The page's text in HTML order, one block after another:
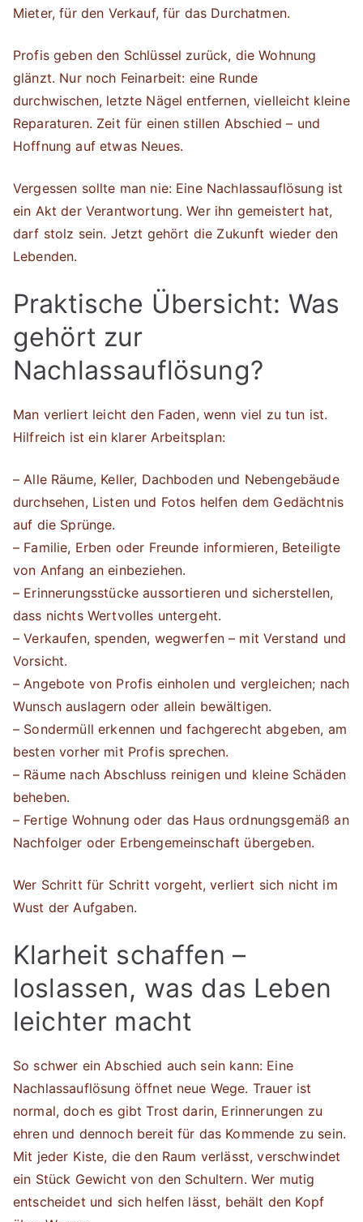
Mieter, für den Verkauf, für das Durchatmen.
Profis geben den Schlüssel zurück, die Wohnung
glänzt. Nur noch Feinarbeit: eine Runde
durchwischen, letzte Nägel entfernen, vielleicht kleine
Reparaturen. Zeit für einen stillen Abschied – und
Hoffnung auf etwas Neues.
Vergessen sollte man nie: Eine Nachlassauflösung ist
ein Akt der Verantwortung. Wer ihn gemeistert hat,
darf stolz sein. Jetzt gehört die Zukunft wieder den
Lebenden.
Praktische Übersicht: Was
gehört zur
Nachlassauflösung?
Man verliert leicht den Faden, wenn viel zu tun ist.
Hilfreich ist ein klarer Arbeitsplan:
– Alle Räume, Keller, Dachboden und Nebengebäude
durchsehen, Listen und Fotos helfen dem Gedächtnis
auf die Sprünge.
– Familie, Erben oder Freunde informieren, Beteiligte
von Anfang an einbeziehen.
– Erinnerungsstücke aussortieren und sicherstellen,
dass nichts Wertvolles untergeht.
– Verkaufen, spenden, wegwerfen – mit Verstand und
Vorsicht.
– Angebote von Profis einholen und vergleichen; nach
Wunsch auslagern oder allein bewältigen.
– Sondermüll erkennen und fachgerecht abgeben, am
besten vorher mit Profis sprechen.
– Räume nach Abschluss reinigen und kleine Schäden
beheben.
– Fertige Wohnung oder das Haus ordnungsgemäß an
Nachfolger oder Erbengemeinschaft übergeben.
Wer Schritt für Schritt vorgeht, verliert sich nicht im
Wust der Aufgaben.
Klarheit schaffen –
loslassen, was das Leben
leichter macht
So schwer ein Abschied auch sein kann: Eine
Nachlassauflösung öffnet neue Wege. Trauer ist
normal, doch es gibt Trost darin, Erinnerungen zu
ehren und dennoch bereit für das Kommende zu sein.
Mit jeder Kiste, die den Raum verlässt, verschwindet
ein Stück Gewicht von den Schultern. Wer mutig
entscheidet und sich helfen lässt, behält den Kopf